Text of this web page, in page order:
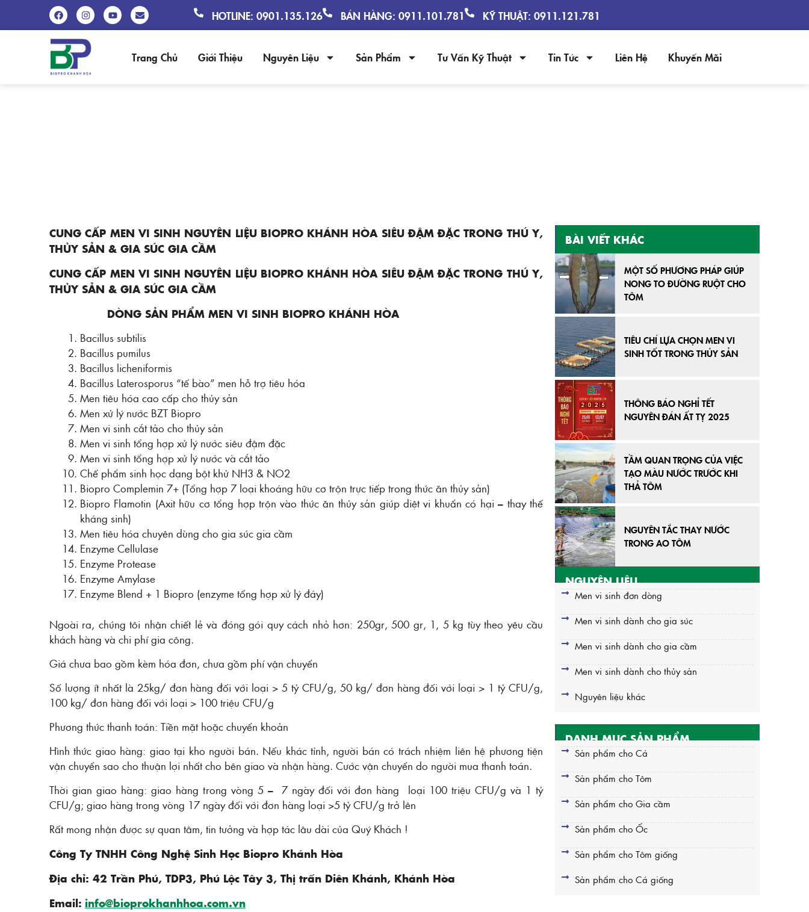
HOTLINE: 0901.135.126 BÁN HÀNG: 0911.101.781 KỸ THUẬT: 0911.121.781
Trang Chủ Giới Thiệu Nguyên Liệu Sản Phẩm Tư Vấn Kỹ Thuật Tin Tức Liên Hệ Khuyến Mãi
CUNG CẤP MEN VI SINH NGUYÊN LIỆU BIOPRO KHÁNH HÒA SIÊU ĐẬM ĐẶC TRONG THÚ Y,
THỦY SẢN & GIA SÚC GIA CẦM
CUNG CẤP MEN VI SINH NGUYÊN LIỆU BIOPRO KHÁNH HÒA SIÊU ĐẬM ĐẶC TRONG THÚ Y,
THỦY SẢN & GIA SÚC GIA CẦM
DÒNG SẢN PHẨM MEN VI SINH BIOPRO KHÁNH HÒA
Bacillus subtilis
Bacillus pumilus
Bacillus licheniformis
Bacillus Laterosporus “tế bào” men hỗ trợ tiêu hóa
Men tiêu hóa cao cấp cho thủy sản
Men xử lý nước BZT Biopro
Men vi sinh cắt tảo cho thủy sản
Men vi sinh tổng hợp xử lý nước siêu đậm đặc
Men vi sinh tổng hợp xử lý nước và cắt tảo
Chế phẩm sinh học dạng bột khử NH3 & NO2
Biopro Complemin 7+ (Tổng hợp 7 loại khoáng hữu cơ trộn trực tiếp trong thức ăn thủy sản)
Biopro Flamotin (Axit hữu cơ tổng hợp trộn vào thức ăn thủy sản giúp diệt vi khuẩn có hại – thay thế
kháng sinh)
Men tiêu hóa chuyên dùng cho gia súc gia cầm
Enzyme Cellulase
Enzyme Protease
Enzyme Amylase
Enzyme Blend + 1 Biopro (enzyme tổng hợp xử lý đáy)
Ngoài ra, chúng tôi nhận chiết lẻ và đóng gói quy cách nhỏ hơn: 250gr, 500 gr, 1, 5 kg tùy theo yêu cầu
khách hàng và chi phí gia công.
Giá chưa bao gồm kèm hóa đơn, chưa gồm phí vận chuyển
Số lượng ít nhất là 25kg/ đơn hàng đối với loại > 5 tỷ CFU/g, 50 kg/ đơn hàng đối với loại > 1 tỷ CFU/g,
100 kg/ đơn hàng đối với loại > 100 triệu CFU/g
Phương thức thanh toán: Tiền mặt hoặc chuyển khoản
Hình thức giao hàng: giao tại kho người bán. Nếu khác tỉnh, người bán có trách nhiệm liên hệ phương tiện
vận chuyển sao cho thuận lợi nhất cho bên giao và nhận hàng. Cước vận chuyển do người mua thanh toán.
Thời gian giao hàng: giao hàng trong vòng 5 – 7 ngày đối với đơn hàng loại 100 triệu CFU/g và 1 tỷ
CFU/g; giao hàng trong vòng 17 ngày đối với đơn hàng loại >5 tỷ CFU/g trở lên
Rất mong nhận được sự quan tâm, tin tưởng và hợp tác lâu dài của Quý Khách !
Công Ty TNHH Công Nghệ Sinh Học Biopro Khánh Hòa
Địa chỉ: 42 Trần Phú, TDP3, Phú Lộc Tây 3, Thị trấn Diên Khánh, Khánh Hòa
Email: info@bioprokhanhhoa.com.vn
BÀI VIẾT KHÁC
MỘT SỐ PHƯƠNG PHÁP GIÚP
NONG TO ĐƯỜNG RUỘT CHO
TÔM
TIÊU CHÍ LỰA CHỌN MEN VI
SINH TỐT TRONG THỦY SẢN
THÔNG BÁO NGHỈ TẾT
NGUYÊN ĐÁN ẤT TỴ 2025
TẦM QUAN TRỌNG CỦA VIỆC
TẠO MÀU NƯỚC TRƯỚC KHI
THẢ TÔM
NGUYÊN TẮC THAY NƯỚC
TRONG AO TÔM
NGUYÊN LIỆU
Men vi sinh đơn dòng
Men vi sinh dành cho gia súc
Men vi sinh dành cho gia cầm
Men vi sinh dành cho thủy sản
Nguyên liệu khác
DANH MỤC SẢN PHẨM
Sản phẩm cho Cá
Sản phẩm cho Tôm
Sản phẩm cho Gia cầm
Sản phẩm cho Ốc
Sản phẩm cho Tôm giống
Sản phẩm cho Cá giống